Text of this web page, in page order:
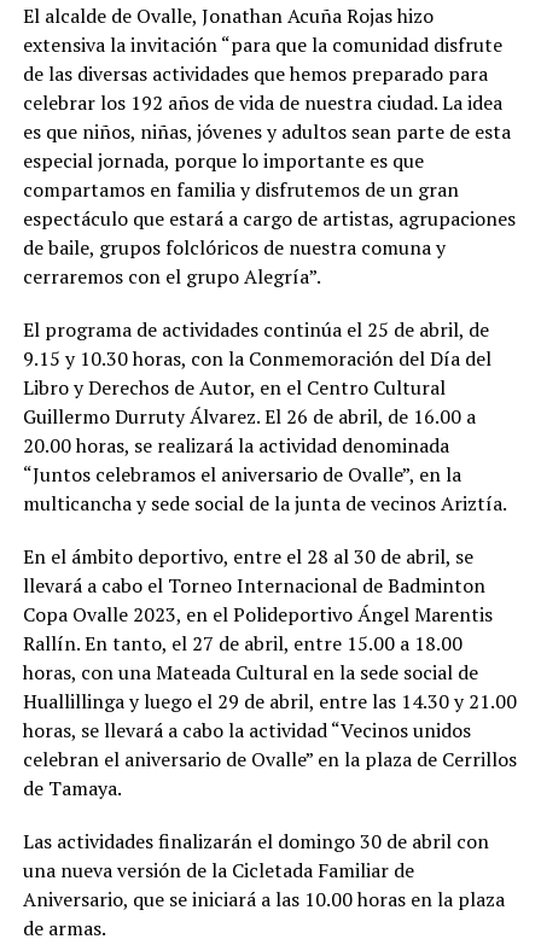
El alcalde de Ovalle, Jonathan Acuña Rojas hizo
extensiva la invitación “para que la comunidad disfrute
de las diversas actividades que hemos preparado para
celebrar los 192 años de vida de nuestra ciudad. La idea
es que niños, niñas, jóvenes y adultos sean parte de esta
especial jornada, porque lo importante es que
compartamos en familia y disfrutemos de un gran
espectáculo que estará a cargo de artistas, agrupaciones
de baile, grupos folclóricos de nuestra comuna y
cerraremos con el grupo Alegría”.
El programa de actividades continúa el 25 de abril, de
9.15 y 10.30 horas, con la Conmemoración del Día del
Libro y Derechos de Autor, en el Centro Cultural
Guillermo Durruty Álvarez. El 26 de abril, de 16.00 a
20.00 horas, se realizará la actividad denominada
“Juntos celebramos el aniversario de Ovalle”, en la
multicancha y sede social de la junta de vecinos Ariztía.
En el ámbito deportivo, entre el 28 al 30 de abril, se
llevará a cabo el Torneo Internacional de Badminton
Copa Ovalle 2023, en el Polideportivo Ángel Marentis
Rallín. En tanto, el 27 de abril, entre 15.00 a 18.00
horas, con una Mateada Cultural en la sede social de
Huallillinga y luego el 29 de abril, entre las 14.30 y 21.00
horas, se llevará a cabo la actividad “Vecinos unidos
celebran el aniversario de Ovalle” en la plaza de Cerrillos
de Tamaya.
Las actividades finalizarán el domingo 30 de abril con
una nueva versión de la Cicletada Familiar de
Aniversario, que se iniciará a las 10.00 horas en la plaza
de armas.